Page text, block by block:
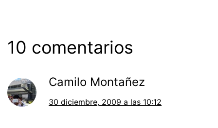
10 comentarios
Camilo Montañez
30 diciembre, 2009 a las 10:12